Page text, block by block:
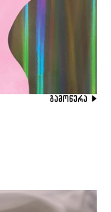
ᲒᲐᲛᲝᲬᲔᲠᲐ